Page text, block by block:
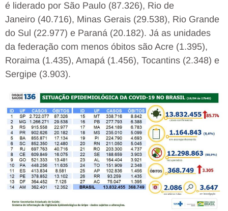
é liderado por São Paulo (87.326), Rio de
Janeiro (40.716), Minas Gerais (29.538), Rio Grande
do Sul (22.977) e Paraná (20.182). Já as unidades
da federação com menos óbitos são Acre (1.395),
Roraima (1.435), Amapá (1.456), Tocantins (2.348) e
Sergipe (3.903).